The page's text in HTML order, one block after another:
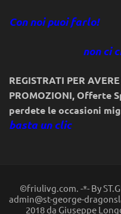
Con noi puoi farlo!
non ci
REGISTRATI PER
PROMOZIONI,Offerte
perdete le occasioni
basta un clic
©friulivg.com. -*- By
admin@st-george-
2018 da Giuseppe